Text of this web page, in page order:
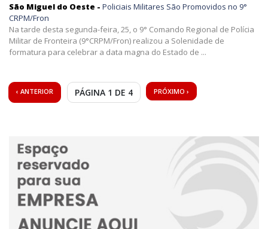
São Miguel do Oeste - Policiais Militares São Promovidos no 9°
CRPM/Fron
Na tarde desta segunda-feira, 25, o 9° Comando Regional de Polícia
Militar de Fronteira (9°CRPM/Fron) realizou a Solenidade de
formatura para celebrar a data magna do Estado de ...
‹ ANTERIOR PÁGINA 1 DE 4 PRÓXIMO ›